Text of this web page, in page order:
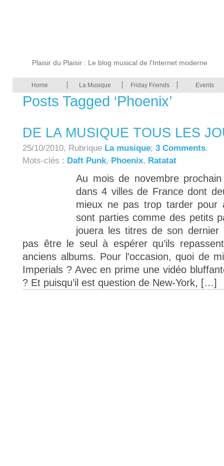
Plaisir du Plaisir : Le blog musical de l'Internet moderne
Home La Musique Friday Friends Events
Posts Tagged ‘Phoenix’
DE LA MUSIQUE TOUS LES
25/10/2010, Rubrique La musique; 3 Comments.
Mots-clés : Daft Punk, Phoenix, Ratatat
Au mois de novembre
dans 4 villes de France dont
mieux ne pas trop tarder pour
sont parties comme des petits
jouera les titres de son
pas être le seul à espérer qu’ils
anciens albums. Pour l’occasion, quoi de
Imperials ? Avec en prime une vidéo
? Et puisqu’il est question de New-York, […]